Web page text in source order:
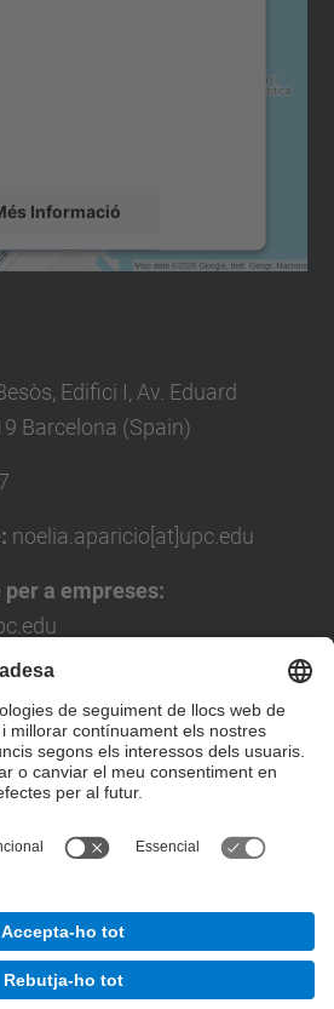
Informació
Accepta
Edifici I, Av. Eduard
Barcelona (Spain)
noelia.aparicio[at]upc.edu
a empreses:
Socials